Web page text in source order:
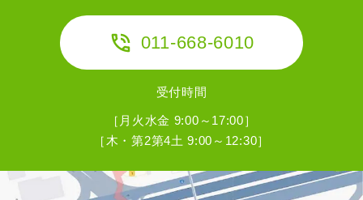
011-668-6010
受付時間
［月火水金 9:00～17:00］
［木・第2第4土 9:00～12:30］